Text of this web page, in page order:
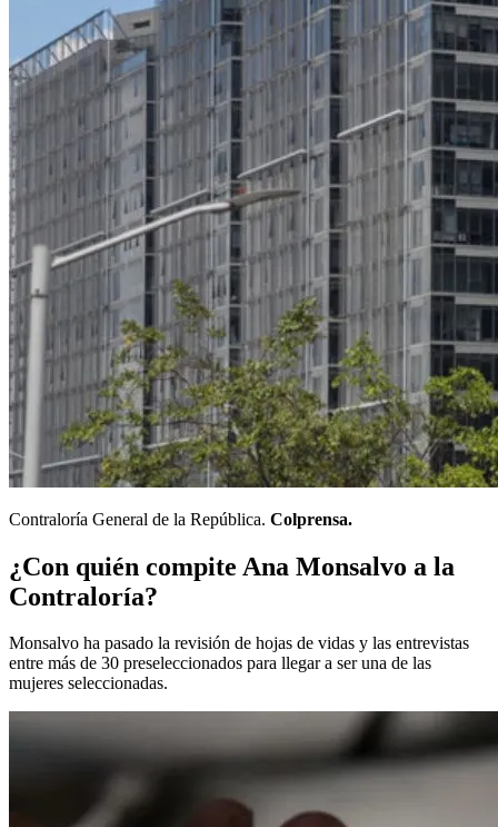
Contraloría General de la República. Colprensa.
¿Con quién compite Ana Monsalvo a la
Contraloría?
Monsalvo ha pasado la revisión de hojas de vidas y las entrevistas
entre más de 30 preseleccionados para llegar a ser una de las
mujeres seleccionadas.